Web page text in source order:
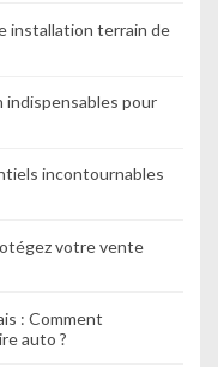
installation terrain de
pour
incontournables
votre vente
: Comment
auto ?